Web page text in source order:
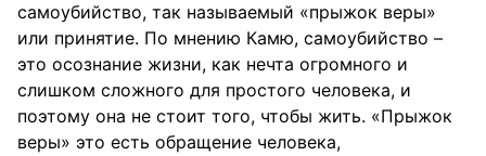
самоубийство, так называемый «прыжок веры»
или принятие. По мнению Камю, самоубийство –
это осознание жизни, как нечта огромного и
слишком сложного для простого человека, и
поэтому она не стоит того, чтобы жить. «Прыжок
веры» это есть обращение человека,